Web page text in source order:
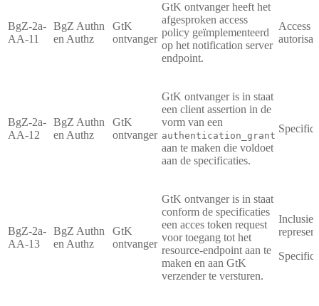
BgZ-2a-
AA-11
BgZ Authn
en Authz
GtK
ontvanger
GtK ontvanger heeft het
afgesproken access
policy geïmplementeerd
op het notification server
endpoint.
Access
BgZ-2a-
AA-12
BgZ Authn
en Authz
GtK
ontvanger
GtK ontvanger is in staat
een client assertion in de
vorm van een
authentication_grant
aan te maken die voldoet
aan de specificaties.
BgZ-2a-
AA-13
BgZ Authn
en Authz
GtK
ontvanger
GtK ontvanger is in staat
conform de specificaties
een acces token request
voor toegang tot het
resource-endpoint aan te
maken en aan GtK
verzender te versturen.
Inclusief